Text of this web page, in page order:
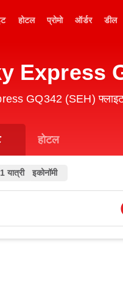
होटल प्रोमो ऑर्डर डील
Express
GQ342 (SEH)
होटल
1 यात्री इकोनॉमी